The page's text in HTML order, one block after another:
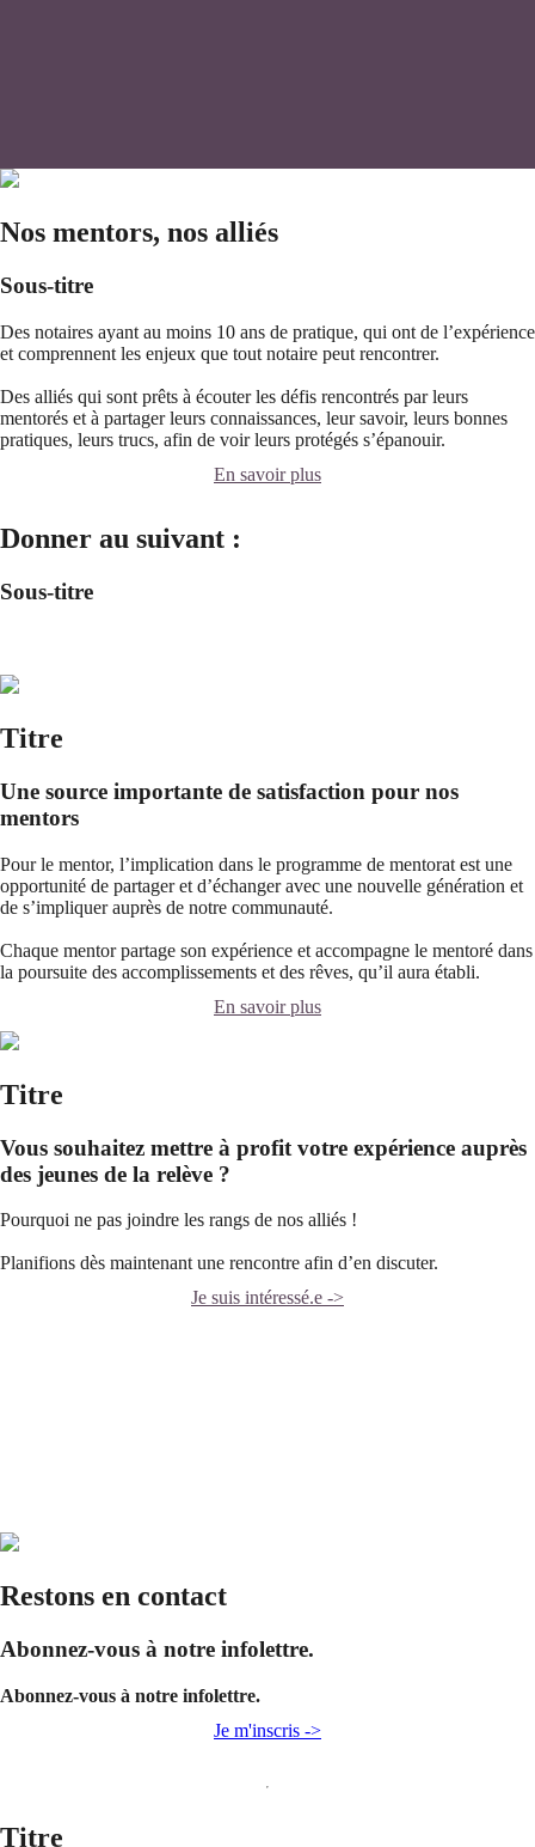
Nos mentors, nos alliés
Sous-titre
Des notaires ayant au moins 10 ans de pratique, qui ont de l’expérience
et comprennent les enjeux que tout notaire peut rencontrer.
Des alliés qui sont prêts à écouter les défis rencontrés par leurs
mentorés et à partager leurs connaissances, leur savoir, leurs bonnes
pratiques, leurs trucs, afin de voir leurs protégés s’épanouir.
En savoir plus
Donner au suivant :
Sous-titre
Titre
Une source importante de satisfaction pour nos
mentors
Pour le mentor, l’implication dans le programme de mentorat est une
opportunité de partager et d’échanger avec une nouvelle génération et
de s’impliquer auprès de notre communauté.
Chaque mentor partage son expérience et accompagne le mentoré dans
la poursuite des accomplissements et des rêves, qu’il aura établi.
En savoir plus
Titre
Vous souhaitez mettre à profit votre expérience auprès
des jeunes de la relève ?
Pourquoi ne pas joindre les rangs de nos alliés !
Planifions dès maintenant une rencontre afin d’en discuter.
Je suis intéressé.e ->
Restons en contact
Abonnez-vous à notre infolettre.
Abonnez-vous à notre infolettre.
Je m'inscris ->
Titre